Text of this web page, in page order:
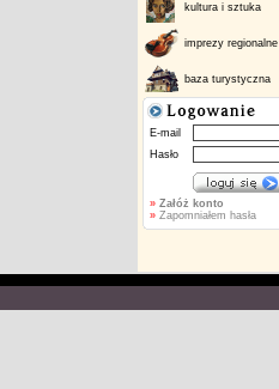
kultura i sztuka
imprezy regionalne
baza turystyczna
E-mail
Hasło
» Załóż konto
»Zapomniałem hasła